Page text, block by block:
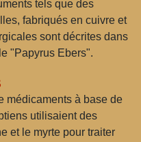
tels que des
fabriqués en cuivre et
sont décrites dans
"Papyrus Ebers".
médicaments à base de
utilisaient des
et le myrte pour traiter